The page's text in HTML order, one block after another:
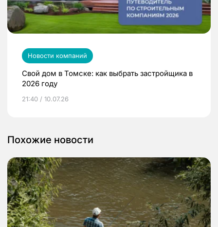
Новости компаний
Свой дом в Томске: как выбрать застройщика в
2026 году
21:40 / 10.07.26
Похожие новости